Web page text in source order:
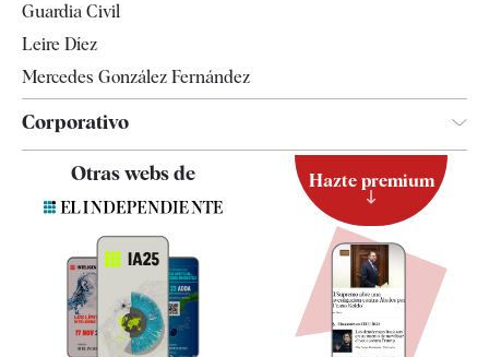
Guardia Civil
Leire Díez
Mercedes González Fernández
Corporativo
Contacto
Quiénes somos
Especificaciones
Otras webs de Hazte premium